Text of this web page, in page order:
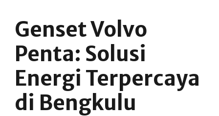
Genset Volvo
Penta: Solusi
Energi Terpercaya
di Bengkulu